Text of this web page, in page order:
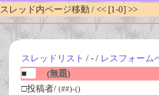
スレッド内ページ移動 / << [1-0] >>
スレッドリスト / - / レスフォーム
■
(無題)
□投稿者/ (##)-()